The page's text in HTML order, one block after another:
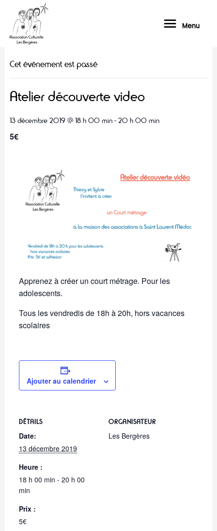
Menu
« Tous les Évènements
Cet évènement est passé
Atelier découverte video
13 décembre 2019 @ 18 h 00 min -20 h 00 min
5€
Apprenez à créer un court métrage. Pour les
adolescents.
Tous les vendredis de 18h à 20h, hors vacances
scolaires
Ajouter au calendrier
DÉTAILS
Date:
13 décembre 2019
Heure :
18 h 00 min - 20 h 00
min
Prix :
5€
ORGANISATEUR
Les Bergères